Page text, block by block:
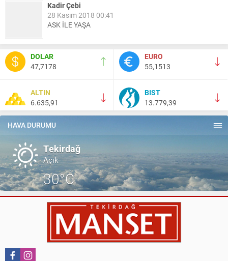
Kadir Çebi
28 Kasım 2018 00:41
ASK İLE YAŞA
Nail Kazanç
10 Mart 2023 21:36
HAYDİ TEKİRDAĞ MAÇA !!!!
Salih Canikli
5 Kasım 2024 19:54
TEKİRDAĞ İL EMNİYET MÜDÜRÜMÜZE HAYIRLI OLSUN
DOLAR
47,7178
EURO
55,1513
ALTIN
6.635,91
BIST
13.779,39
HAVA DURUMU
Tekirdağ
Açık
30°C